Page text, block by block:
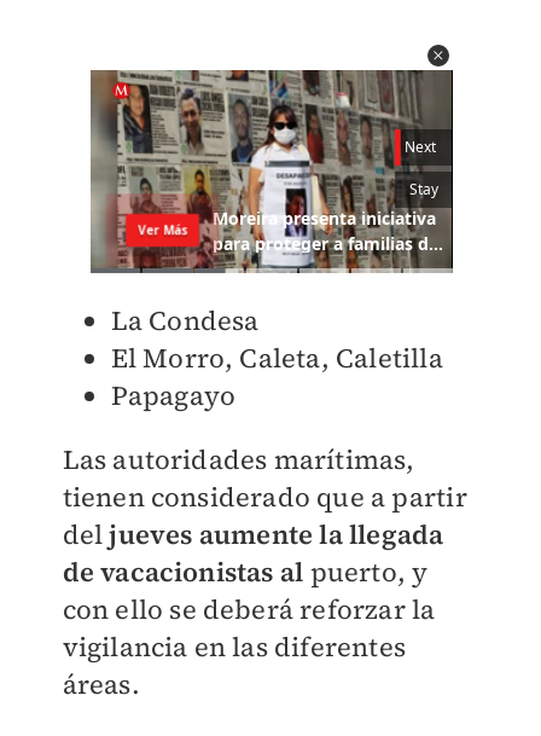
La Condesa
El Morro, Caleta, Caletilla
Papagayo
Las autoridades marítimas,
tienen considerado que a partir
deljueves aumente la llegada
de vacacionistas al puerto, y
con ello se deberá reforzar la
vigilancia en las diferentes
áreas.